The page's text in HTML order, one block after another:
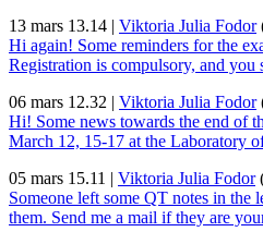
13 mars 13.14 | Viktoria Julia Fodor
Hi again! Some reminders for the
Registration is compulsory, and you
06 mars 12.32 | Viktoria Julia Fodor
Hi! Some news towards the end of
March 12, 15-17 at the Laboratory
05 mars 15.11 | Viktoria Julia Fodor
Someone left some QT notes in the
them. Send me a mail if they are